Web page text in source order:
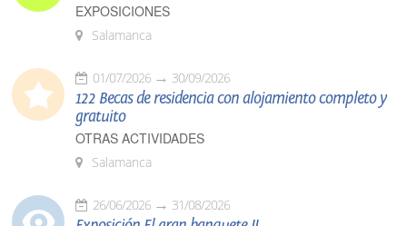
EXPOSICIONES
Salamanca
01/07/2026 30/09/2026
122 Becas de residencia con alojamiento completo y
gratuito
OTRAS ACTIVIDADES
Salamanca
26/06/2026 31/08/2026